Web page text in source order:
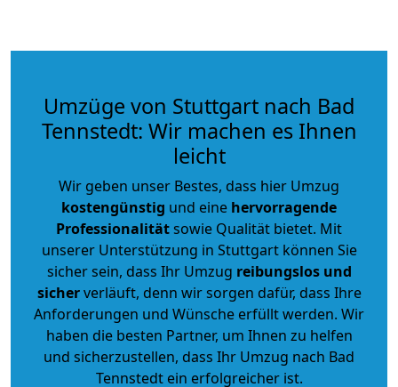
Umzüge von Stuttgart nach Bad
Tennstedt: Wir machen es Ihnen
leicht
Wir geben unser Bestes, dass hier Umzug
kostengünstig und eine hervorragende
Professionalitätsowie Qualität bietet. Mit
unserer Unterstützung in Stuttgart können Sie
sicher sein, dass Ihr Umzug reibungslos und
sicherverläuft, denn wir sorgen dafür, dass Ihre
Anforderungen und Wünsche erfüllt werden. Wir
haben die besten Partner, um Ihnen zu helfen
und sicherzustellen, dass Ihr Umzug nach Bad
Tennstedt ein erfolgreicher ist.